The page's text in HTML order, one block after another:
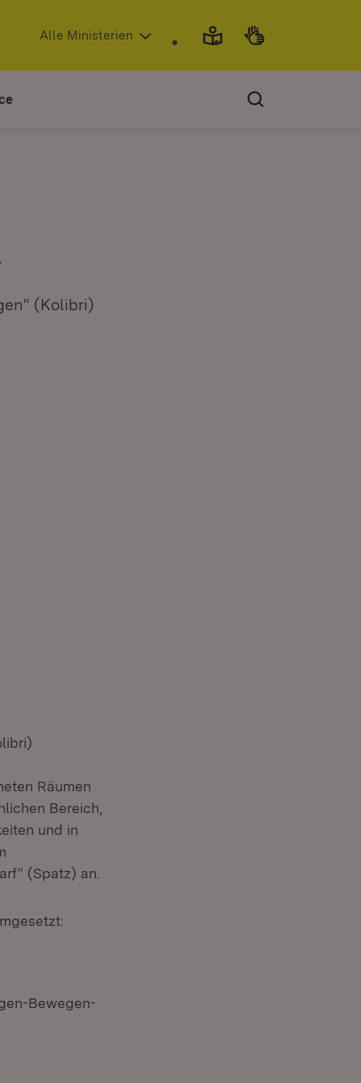
(Öffnet in neuem Fenster)
Alle Ministerien
(Kolibri)
Räumen
Bereich,
und in
(Spatz) an.
Bewegen-